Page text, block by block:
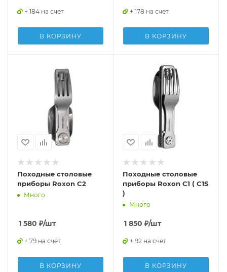
+ 184 на счет
В КОРЗИНУ
+ 178 на счет
В КОРЗИНУ
Походные столовые
приборы Roxon C2
Много
1 580 ₽/шт
+ 79 на счет
В КОРЗИНУ
Походные столовые
приборы Roxon C1 ( C1S
)
Много
1 850 ₽/шт
+ 92 на счет
В КОРЗИНУ